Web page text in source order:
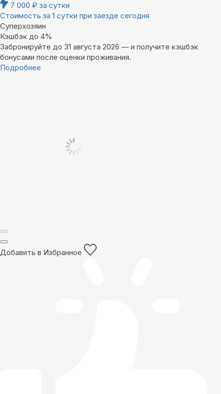
7 000 ₽ за сутки
Стоимость за 1 сутки при заезде сегодня
Суперхозяин
Кэшбэк до 4%
Забронируйте до 31 августа 2026 — и получите кэшбэк
бонусами после оценки проживания.
Подробнее
Добавить в Избранное